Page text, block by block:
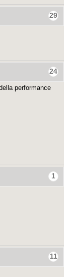
29
24
performance
1
11